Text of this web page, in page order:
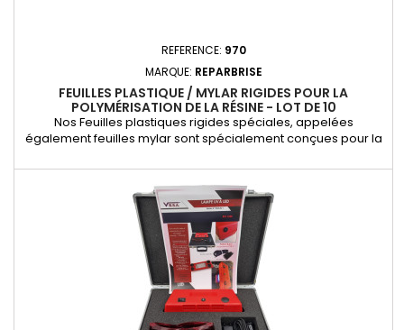
REFERENCE: 970
MARQUE: REPARBRISE
FEUILLES PLASTIQUE / MYLAR RIGIDES POUR LA
POLYMÉRISATION DE LA RÉSINE - LOT DE 10
Nos Feuilles plastiques rigides spéciales, appelées
également feuilles mylar sont spécialement conçues pour la
d'impacts. 1. Solution optimale pour la polymérisation de la
résine Feuilles Mylar de haute qualité : Ces feuilles plastiques
rigides sont conçues pour faciliter et optimiser la...